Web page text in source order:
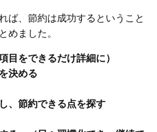
ば、節約は成功するということ
めました。
目をできるだけ詳細に）
決める
、節約できる点を探す